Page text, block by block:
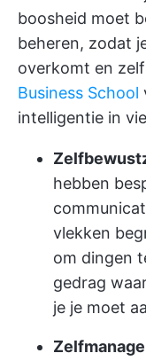
boosheid moet
beheren, zodat
overkomt en
Business School
intelligentie in
hebben
vlekken
om dingen
gedrag
je je moet